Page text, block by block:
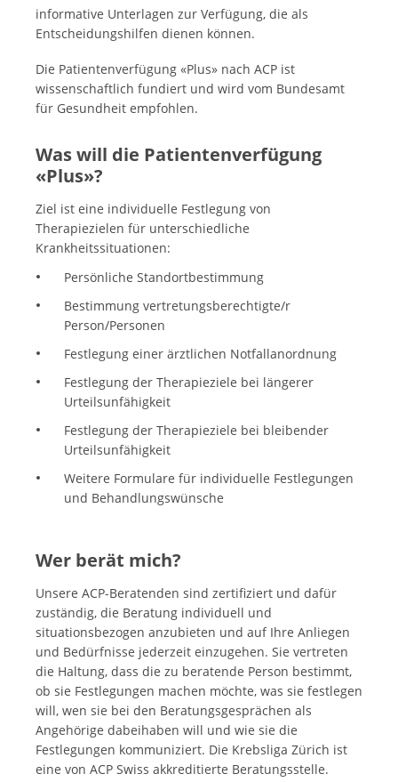
informative Unterlagen zur Verfügung, die als
Entscheidungshilfen dienen können.
Die Patientenverfügung «Plus» nach ACP ist
wissenschaftlich fundiert und wird vom Bundesamt
für Gesundheit empfohlen.
Was will die Patientenverfügung
«Plus»?
Ziel ist eine individuelle Festlegung von
Therapiezielen für unterschiedliche
Krankheitssituationen:
Persönliche Standortbestimmung
Bestimmung vertretungsberechtigte/r
Person/Personen
Festlegung einer ärztlichen Notfallanordnung
Festlegung der Therapieziele bei längerer
Urteilsunfähigkeit
Festlegung der Therapieziele bei bleibender
Urteilsunfähigkeit
Weitere Formulare für individuelle Festlegungen
und Behandlungswünsche
Wer berät mich?
Unsere ACP-Beratenden sind zertifiziert und dafür
zuständig, die Beratung individuell und
situationsbezogen anzubieten und auf Ihre Anliegen
und Bedürfnisse jederzeit einzugehen. Sie vertreten
die Haltung, dass die zu beratende Person bestimmt,
ob sie Festlegungen machen möchte, was sie festlegen
will, wen sie bei den Beratungsgesprächen als
Angehörige dabeihaben will und wie sie die
Festlegungen kommuniziert. Die Krebsliga Zürich ist
eine von ACP Swiss akkreditierte Beratungsstelle.